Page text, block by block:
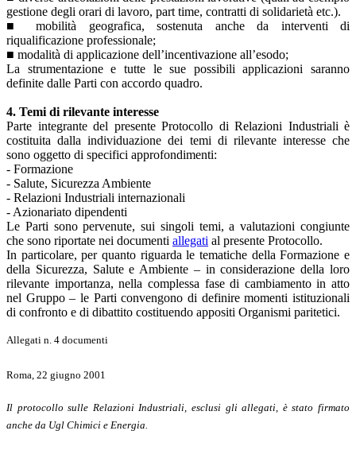
gestione degli orari di lavoro, part time, contratti di solidarietà etc.).
■ mobilità geografica, sostenuta anche da interventi di
riqualificazione professionale;
■ modalità di applicazione dell’incentivazione all’esodo;
La strumentazione e tutte le sue possibili applicazioni saranno
definite dalle Parti con accordo quadro.
4. Temi di rilevante interesse
Parte integrante del presente Protocollo di Relazioni Industriali è
costituita dalla individuazione dei temi di rilevante interesse che
sono oggetto di specifici approfondimenti:
- Formazione
- Salute, Sicurezza Ambiente
- Relazioni Industriali internazionali
- Azionariato dipendenti
Le Parti sono pervenute, sui singoli temi, a valutazioni congiunte
che sono riportate nei documenti allegati al presente Protocollo.
In particolare, per quanto riguarda le tematiche della Formazione e
della Sicurezza, Salute e Ambiente – in considerazione della loro
rilevante importanza, nella complessa fase di cambiamento in atto
nel Gruppo – le Parti convengono di definire momenti istituzionali
di confronto e di dibattito costituendo appositi Organismi paritetici.
Allegati n. 4 documenti
Roma, 22 giugno 2001
Il protocollo sulle Relazioni Industriali, esclusi gli allegati, è stato firmato
anche da Ugl Chimici e Energia.